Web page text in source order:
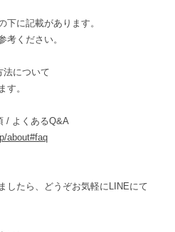
下に記載があります。
考ください。
法について
す。
/ よくあるQ&A
about#faq
したら、どうぞお気軽にLINEにて